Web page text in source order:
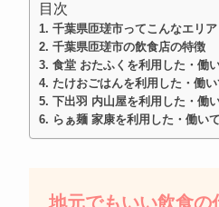
目次
千葉県匝瑳市ってこんなエリア
千葉県匝瑳市の飲食店の特徴
食堂 おたふくを利用した・働
たけおごはんを利用した・働
下出羽 内山屋を利用した・働
らぁ麺 家康を利用した・働い
地元でもいい飲食の